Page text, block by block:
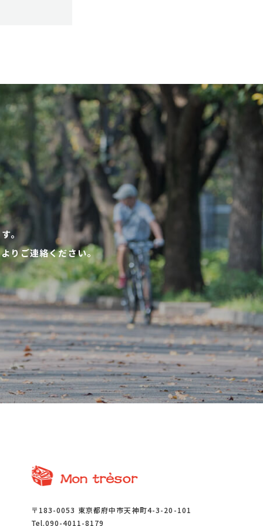
。
りご連絡ください。
〒183-0053 東京都府中市天神町4-3-20-101
Tel.090-4011-8179